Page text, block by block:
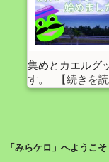
集めとカエルグ
す。
「みらケロ」へようこそ